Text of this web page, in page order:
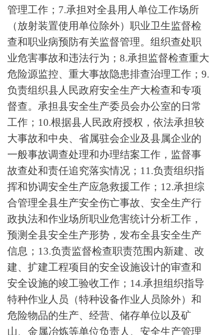
管理工作； 7.承担对全县用人单位工作场所
（放射装置使用单位除外）职业卫生监督检
查和职业病预防有关监督管理。组织查处职
业危害事故和违法行为； 8.承担监督检查重大
危险源监控、重大事故隐患排查治理工作； 9.
负责组织县人民政府安全生产大检查和专项
督查。承担县安全生产委员会办公室的日常
工作； 10.根据县人民政府授权，依法承担较
大事故和中央、省属驻会企业及县属企业的
一般事故调查处理和办理结案工作，监督事
故查处和责任追究落实情况； 11 .负责组织指
挥和协调安全生产应急救援工作； 12.承担综
合管理全县生产安全伤亡事故、安全生产行
政执法和作业场所职业危害统计分析工作，
预测全县安全生产形势，发布全县安全生产
信息； 13.负责监督检查职责范围内新建、改
建、扩建工程项目的安全设施设计的审查和
安全设施的竣工验收工作； 14.承担组织指导
特种作业人员（特种设备作业人员除外）和
危险物品的生产、经营、储存单位以及矿
山、金属冶炼等单位负责人、安全生产管理